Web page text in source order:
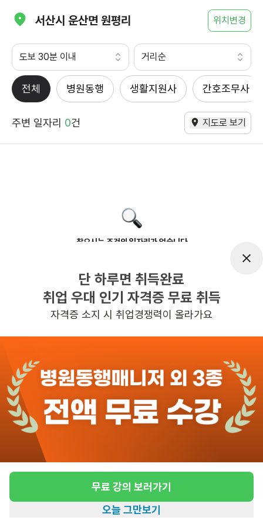
서산시 운산면 원평리 위치변경
도보 30분 이내 거리순
전체 병원동행 생활지원사 간호조무사
주변 일자리 0건 지도로 보기
찾으시는 조건의 일자리가 없습니다
반경 3KM 이내의 일자리 확인하기
단 하루면 취득완료
취업 우대 인기 자격증 무료 취득
자격증 소지 시 취업경쟁력이 올라가요
무료 강의 보러가기
오늘 그만보기